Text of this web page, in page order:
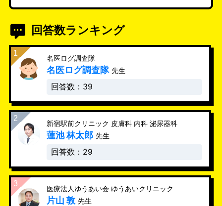
回答数ランキング
名医ログ調査隊
名医ログ調査隊 先生
回答数：39
新宿駅前クリニック 皮膚科 内科 泌尿器科
蓮池 林太郎 先生
回答数：29
医療法人ゆうあい会 ゆうあいクリニック
片山 敦 先生